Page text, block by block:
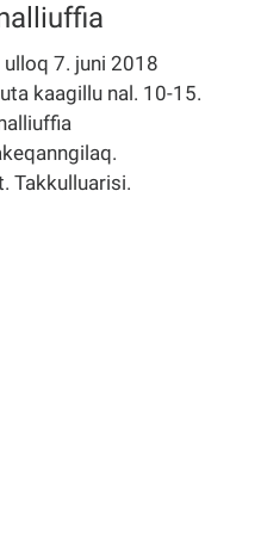
7. juni 2018
kaagillu nal. 10-15.
Takkulluarisi.